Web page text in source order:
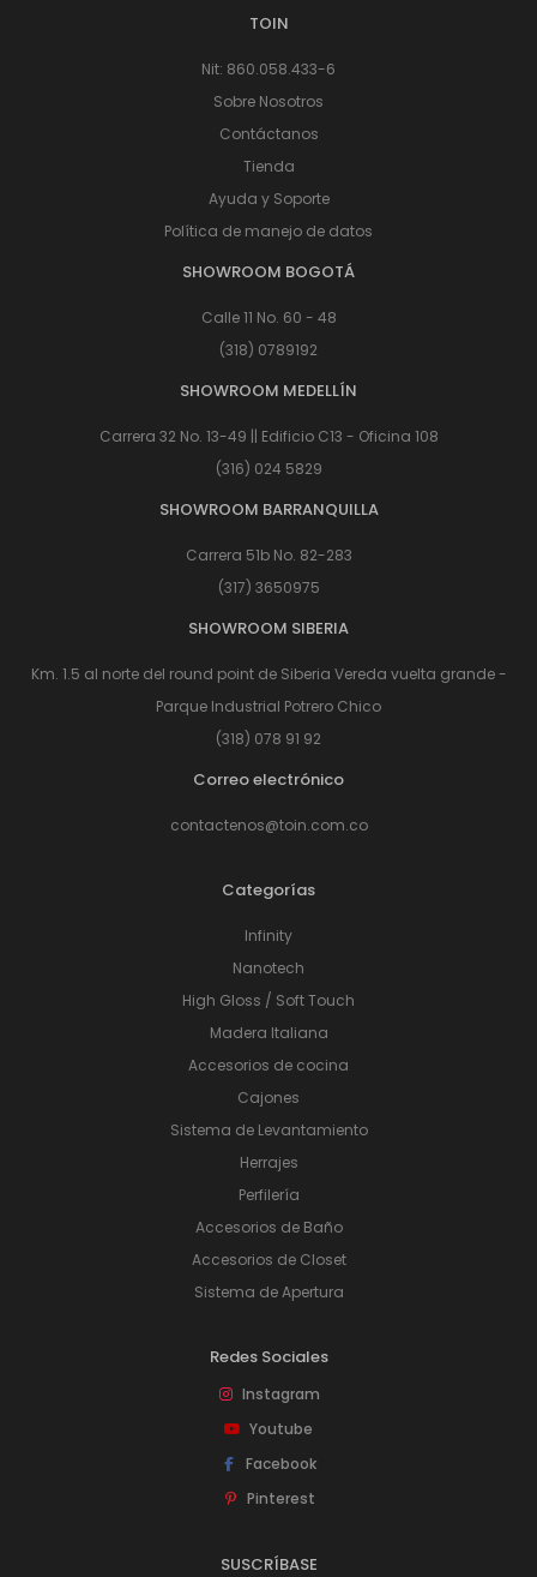
TOIN
Nit: 860.058.433-6
Sobre Nosotros
Contáctanos
Tienda
Ayuda y Soporte
Política de manejo de datos
SHOWROOM BOGOTÁ
Calle 11 No. 60 - 48
(318) 0789192
SHOWROOM MEDELLÍN
Carrera 32 No. 13-49 || Edificio C13 - Oficina 108
(316) 024 5829
SHOWROOM BARRANQUILLA
Carrera 51b No. 82-283
(317) 3650975
SHOWROOM SIBERIA
Km. 1.5 al norte del round point de Siberia Vereda vuelta grande -
Parque Industrial Potrero Chico
(318) 078 91 92
Correo electrónico
contactenos@toin.com.co
Categorías
Infinity
Nanotech
High Gloss / Soft Touch
Madera Italiana
Accesorios de cocina
Cajones
Sistema de Levantamiento
Herrajes
Perfilería
Accesorios de Baño
Accesorios de Closet
Sistema de Apertura
Redes Sociales
Instagram
Youtube
Facebook
Pinterest
SUSCRÍBASE